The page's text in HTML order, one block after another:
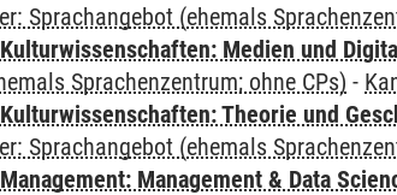
Sprachangebot (ehemals
Medien und
Sprachenzentrum; ohne CPs) -
Theorie und
Sprachangebot (ehemals
Management & Data